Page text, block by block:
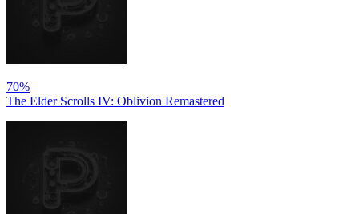
70%
The Elder Scrolls IV: Oblivion Remastered